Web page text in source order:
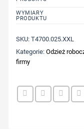
WYMIARY
PRODUKTU
SKU:T4700.025.XXL
Kategorie:Odzież
firmy